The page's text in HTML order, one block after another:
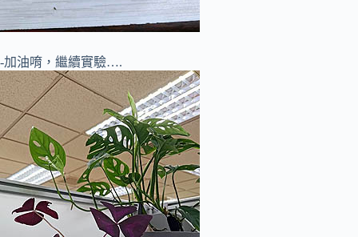
-加油唷，繼續實驗….